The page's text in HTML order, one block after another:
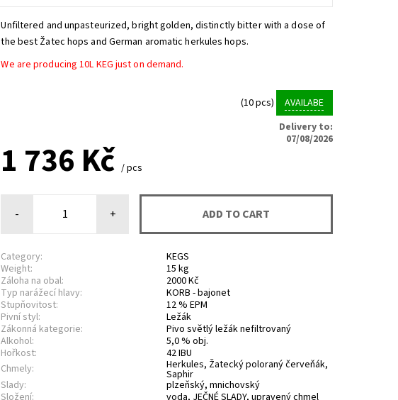
Unfiltered and unpasteurized, bright golden, distinctly bitter with a dose of
the best Žatec hops and German aromatic herkules hops.
We are producing 10L KEG just on demand.
(10 pcs)
AVAILABE
Delivery to:
07/08/2026
1 736 Kč/ pcs
- +
Category:
KEGS
Weight:
15 kg
Záloha na obal:
2000 Kč
Typ narážecí hlavy:
KORB - bajonet
Stupňovitost:
12 % EPM
Pivní styl:
Ležák
Zákonná kategorie:
Pivo světlý ležák nefiltrovaný
Alkohol:
5,0 % obj.
Hořkost:
42 IBU
Chmely:
Herkules, Žatecký poloraný červeňák,
Saphir
Slady:
plzeňský, mnichovský